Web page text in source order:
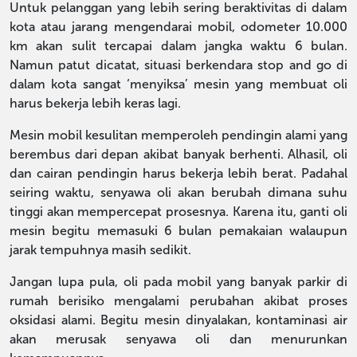
Untuk pelanggan yang lebih sering beraktivitas di dalam
kota atau jarang mengendarai mobil, odometer 10.000
km akan sulit tercapai dalam jangka waktu 6 bulan.
Namun patut dicatat, situasi berkendara stop and go di
dalam kota sangat ‘menyiksa’ mesin yang membuat oli
harus bekerja lebih keras lagi.
Mesin mobil kesulitan memperoleh pendingin alami yang
berembus dari depan akibat banyak berhenti. Alhasil, oli
dan cairan pendingin harus bekerja lebih berat. Padahal
seiring waktu, senyawa oli akan berubah dimana suhu
tinggi akan mempercepat prosesnya. Karena itu, ganti oli
mesin begitu memasuki 6 bulan pemakaian walaupun
jarak tempuhnya masih sedikit.
Jangan lupa pula, oli pada mobil yang banyak parkir di
rumah berisiko mengalami perubahan akibat proses
oksidasi alami. Begitu mesin dinyalakan, kontaminasi air
akan merusak senyawa oli dan menurunkan